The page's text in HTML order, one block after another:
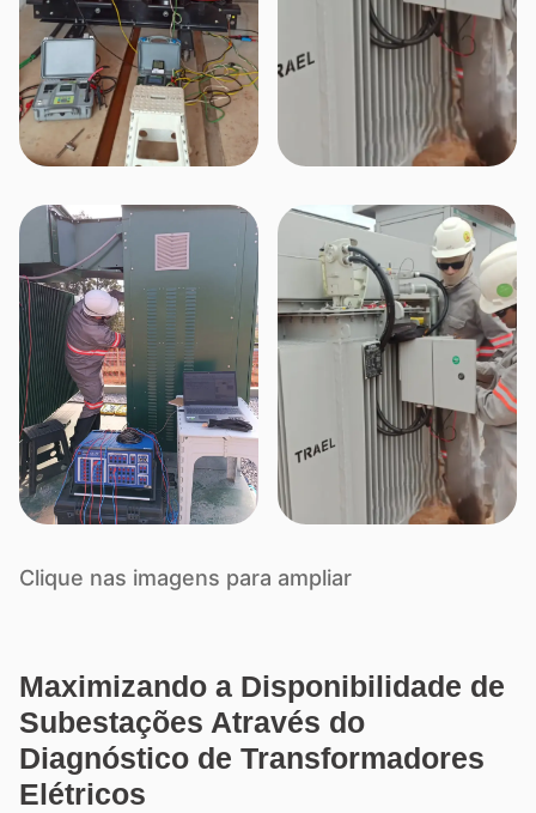
Clique nas imagens para ampliar
Maximizando a Disponibilidade de
Subestações Através do
Diagnóstico de Transformadores
Elétricos